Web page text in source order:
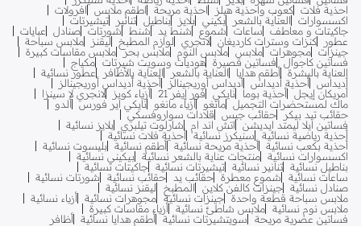
احذية فلات كعوب واحذية هيلز احذية مريحة اطقم ملابس
افرولات
اكسسوارات
العناية بالشعر بكيني بلايز بناطيل تنانير
تيشيرتات
جاكيتات و معاطف
ساعات شموع شنط يد شنط شورتات صنادل
عبايات
عطور
كنزات وسترات كارديغان لانجري لوازم المطبخ ليقنز
ملابس سباحة
جينزات مجوهرات ملابس ملابس النوم ملابس بحر ملابس مقاسات كبيرة
فساتين كاجوال
فساتين قصيرة هوديات وسويت شيرتات مكياج
العناية بالبشرة أطقم هدايا العناية بالشعر العناية بالأظافر
عطور نسائية
أديداس أحذية أديداس أديداس أوريجينالز
أحذية أديداس أوريجينالز
أمريكان إيجل أحذية بوما نايكي فور إيفر 21 أزياء كويز
لانجري لا سينزا
ماك لمستحضرات التجميل مانغو أزياء مانغو نايكي اير فورس ألدو
حقائب تيد بيكر
حقائب جيس
قلادات سواروفسكي
فساتين ايلا ليمتد ايديشن
اتش اند ام شارلوت تيلبري بلايز نسائية
أحذية رياضية نسائية
سنيكرز نسائية أحذية فلات نسائية
أحذية بكعب نسائية أحذية مريحة نسائية أطقم نسائية بليسوت نسائية
اكسسوارات نسائية منتجات عناية بالشعر نسائية بيكيني نسائية
بناطيل نسائية تنانير نسائية تيشيرتات نسائية جاكيتات نسائية
ساعات نسائية
شموع معطرة حقائب يد حقائب نسائية
شورتات نسائية
صنادل نسائية جينزات كالفن كلاين المطبخ
ليقنز نسائية
ملابس سباحة قطعة واحدة جينزات نسائية مجوهرات نسائية أزياء نسائية
ملابس نوم نسائية ملابس شاطئ نسائية أزياء مقاسات كبيرة
فساتين عصرية مريحة
سويتشيرتات نسائية أطقم هدايا نسائية أظافر